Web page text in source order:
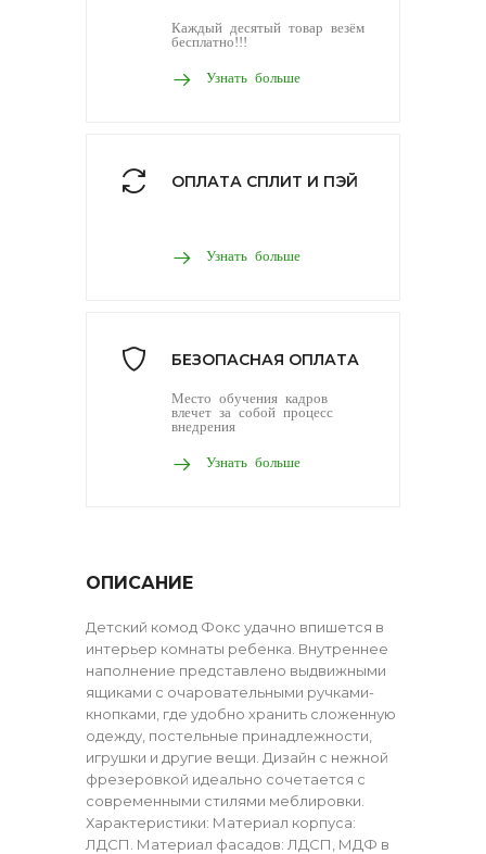
Каждый десятый товар везём
бесплатно!!!
Узнать больше
ОПЛАТА СПЛИТ И ПЭЙ
Узнать больше
БЕЗОПАСНАЯ ОПЛАТА
Место обучения кадров
влечет за собой процесс
внедрения
Узнать больше
ОПИСАНИЕ
Детский комод Фокс удачно впишется в
интерьер комнаты ребенка. Внутреннее
наполнение представлено выдвижными
ящиками с очаровательными ручками-
кнопками, где удобно хранить сложенную
одежду, постельные принадлежности,
игрушки и другие вещи. Дизайн с нежной
фрезеровкой идеально сочетается с
современными стилями меблировки.
Характеристики: Материал корпуса:
ЛДСП. Материал фасадов: ЛДСП, МДФ в